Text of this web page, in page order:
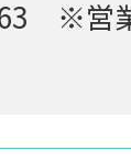
※営業